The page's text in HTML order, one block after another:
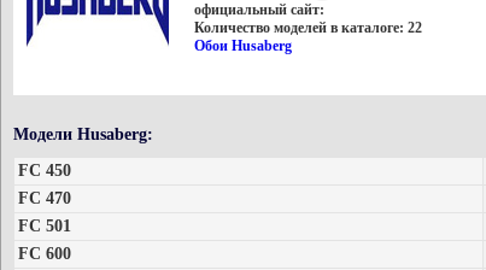
официальный сайт:
Количество моделей в каталоге: 22
Обои Husaberg
Модели Husaberg:
FC 450
FC 470
FC 501
FC 600